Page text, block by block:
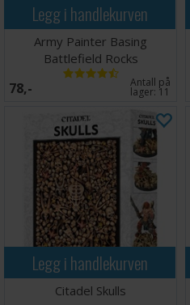
Legg i handlekurven
Army Painter Basing
Battlefield Rocks
78,- Antall på
lager: 11
Legg i handlekurven
Citadel Skulls